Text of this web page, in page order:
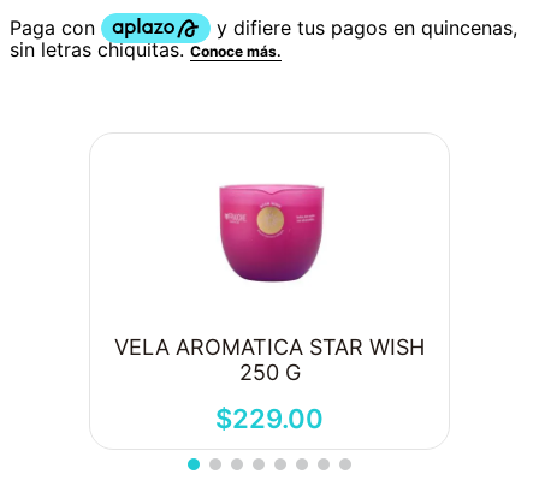
VELA AROMATICA STAR WISH
250 G
$229.00